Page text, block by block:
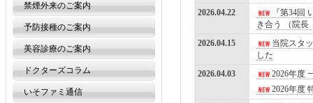
2026.04.22
『第34回
き合う （院
2026.04.15
当院スタ
した
2026.04.03
2026年度
2026年度
禁煙外来のご案内
予防接種のご案内
美容診療のご案内
ドクターズコラム
いそファミ通信